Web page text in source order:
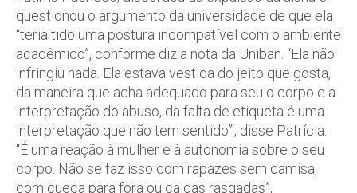
questionou o argumento da universidade de que ela
“teria tido uma postura incompatível com o ambiente
acadêmico”, conforme diz a nota da Uniban. “Ela não
infringiu nada. Ela estava vestida do jeito que gosta,
da maneira que acha adequado para seu o corpo e a
interpretação do abuso, da falta de etiqueta é uma
interpretação que não tem sentido”‘, disse Patrícia.
“É uma reação à mulher e à autonomia sobre o seu
corpo. Não se faz isso com rapazes sem camisa,
com cueca para fora ou calças rasgadas”,